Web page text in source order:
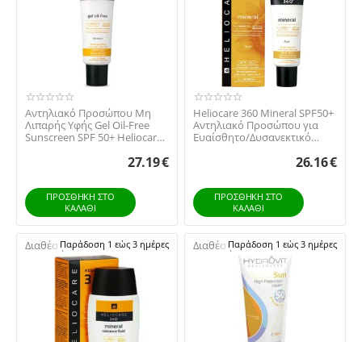
Sebamed
SJA Pharm
Synchroline
URIAGE
Vencil
Version Derma
ΚΟΡΡΕΣ
ΟΕΜ
Αντηλιακό Προσώπου Μη
Λιπαρής Υφής Gel Oil-Free
Sunscreen SPF 50+ Heliocare
27.19€
ΠΡΟΣΘΉΚΗ ΣΤΟ
ΚΑΛΆΘΙ
Heliocare 360 Mineral SPF50+
Αντηλιακό Προσώπου για
Ευαίσθητο/Δυσανεκτικό
26.16€
ΠΡΟΣΘΉΚΗ ΣΤΟ
ΚΑΛΆΘΙ
Διαθέσιμο:Παράδοση 1 εώς 3 ημέρες Διαθέσιμο:Παράδοση 1 εώς 3 ημέρες